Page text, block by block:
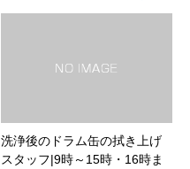
洗浄後のドラム缶の拭き上げ
スタッフ|9時～15時・16時ま